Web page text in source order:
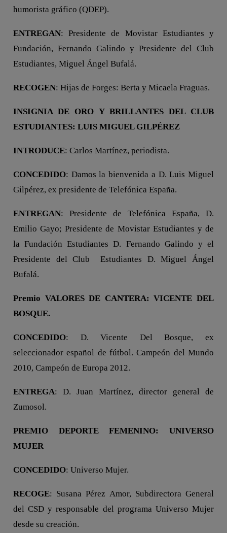
humorista gráfico (QDEP).
ENTREGAN: Presidente de Movistar Estudiantes y
Fundación, Fernando Galindo y Presidente del Club
Estudiantes, Miguel Ángel Bufalá.
RECOGEN: Hijas de Forges: Berta y Micaela Fraguas.
INSIGNIA DE ORO Y BRILLANTES DEL CLUB
ESTUDIANTES: LUIS MIGUEL GILPÉREZ
INTRODUCE: Carlos Martínez, periodista.
CONCEDIDO: Damos la bienvenida a D. Luis Miguel
Gilpérez, ex presidente de Telefónica España.
ENTREGAN: Presidente de Telefónica España, D.
Emilio Gayo; Presidente de Movistar Estudiantes y de
la Fundación Estudiantes D. Fernando Galindo y el
Presidente del Club Estudiantes D. Miguel Ángel
Bufalá.
Premio VALORES DE CANTERA: VICENTE DEL
BOSQUE.
CONCEDIDO: D. Vicente Del Bosque, ex
seleccionador español de fútbol. Campeón del Mundo
2010, Campeón de Europa 2012.
ENTREGA: D. Juan Martínez, director general de
Zumosol.
PREMIO DEPORTE FEMENINO: UNIVERSO
MUJER
CONCEDIDO: Universo Mujer.
RECOGE: Susana Pérez Amor, Subdirectora General
del CSD y responsable del programa Universo Mujer
desde su creación.